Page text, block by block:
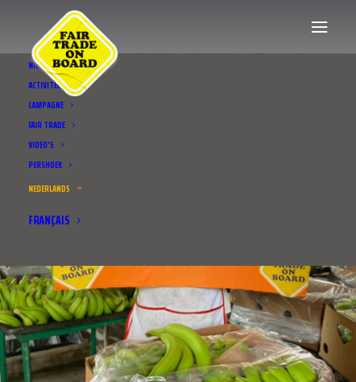
NIEUWS
ACTIVITEITEN
CAMPAGNE
FAIR TRADE
VIDEO’S
PERSHOEK
NEDERLANDS
FRANÇAIS